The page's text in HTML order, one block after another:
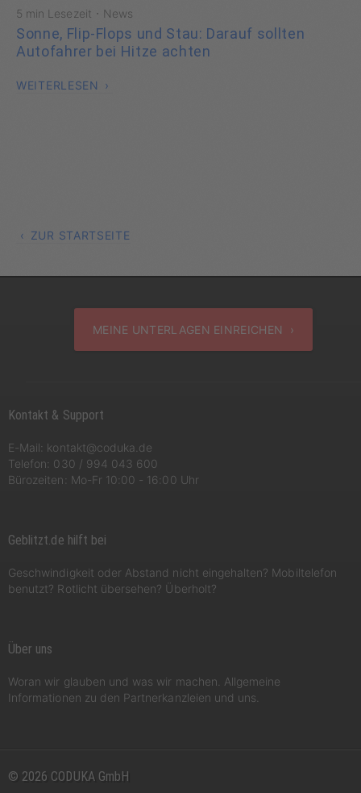
5 min Lesezeit · News
Sonne, Flip-Flops und Stau: Darauf sollten
Autofahrer bei Hitze achten
WEITERLESEN
ZUR STARTSEITE
MEINE UNTERLAGEN EINREICHEN ›
Kontakt & Support
E-Mail: kontakt@coduka.de
Telefon: 030 / 994 043 600
Bürozeiten: Mo-Fr 10:00 - 16:00 Uhr
Geblitzt.de hilft bei
Geschwindigkeit oder Abstand nicht eingehalten? Mobiltelefon
benutzt? Rotlicht übersehen? Überholt?
Über uns
Woran wir glauben und was wir machen. Allgemeine
Informationen zu den Partnerkanzleien und uns.
© 2026 CODUKA GmbH